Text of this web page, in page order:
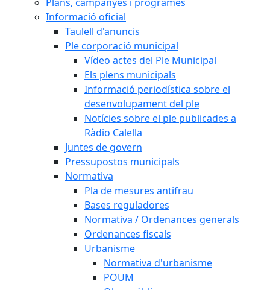
Informació oficial
Taulell d'anuncis
Ple corporació municipal
Vídeo actes del Ple Municipal
Els plens municipals
Informació periodística sobre el
desenvolupament del ple
Notícies sobre el ple publicades a
Ràdio Calella
Juntes de govern
Pressupostos municipals
Normativa
Pla de mesures antifrau
Bases reguladores
Normativa / Ordenances generals
Ordenances fiscals
Urbanisme
Normativa d'urbanisme
POUM